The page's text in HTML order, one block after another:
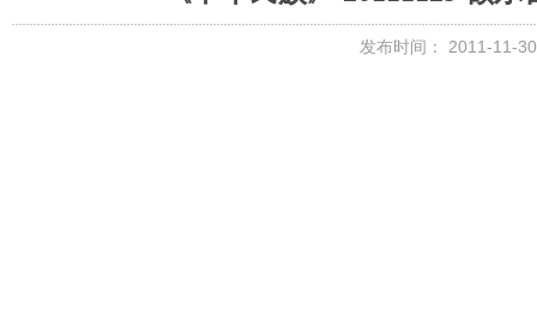
发布时间： 2011-11-